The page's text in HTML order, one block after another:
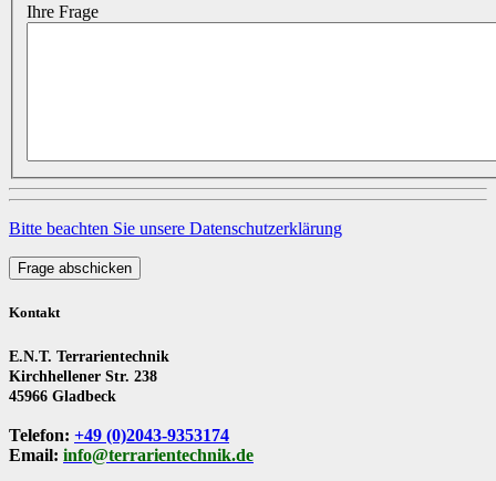
Ihre Frage
Bitte beachten Sie unsere Datenschutzerklärung
Frage abschicken
Kontakt
E.N.T. Terrarientechnik
Kirchhellener Str. 238
45966 Gladbeck
Telefon: +49 (0)2043-9353174
Email: info@terrarientechnik.de